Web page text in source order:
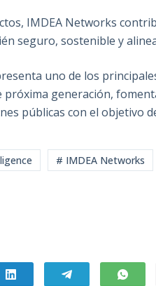
IMDEA Networks
seguro, sostenible y
uno de los
próxima generación,
públicas con el objetivo
# IMDEA Networks